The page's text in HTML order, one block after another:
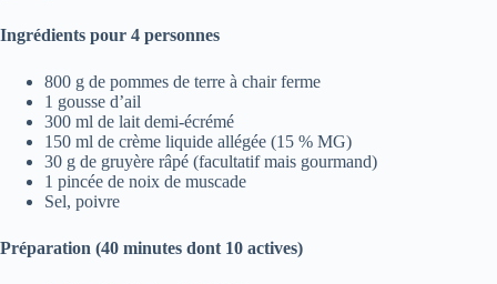
Ingrédients pour 4 personnes
800 g de pommes de terre à chair ferme
1 gousse d’ail
300 ml de lait demi-écrémé
150 ml de crème liquide allégée (15 % MG)
30 g de gruyère râpé (facultatif mais gourmand)
1 pincée de noix de muscade
Sel, poivre
Préparation (40 minutes dont 10 actives)